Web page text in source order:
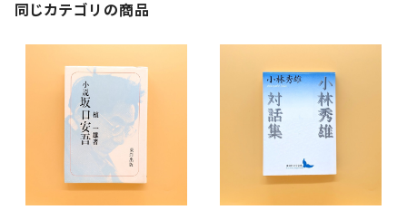
同じカテゴリの商品